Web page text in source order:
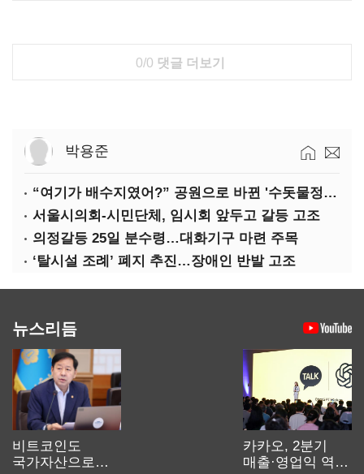
0/0 댓글 더보기
박용준
“여기가 배수지였어?” 공원으로 바뀐 '수돗물정거장'
서울시의회-시민단체, 임시회 앞두고 갈등 고조
의정갈등 25일 분수령…대화기구 마련 주목
‘탈시설 조례’ 폐지 추진…장애인 반발 고조
뉴스리듬
비트코인도
국가자산으로…'
카카오, 2분기
매출·영업익 역대